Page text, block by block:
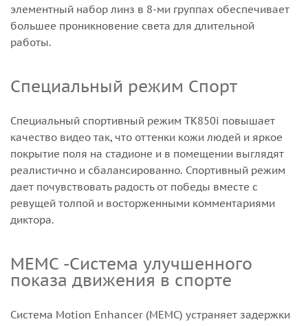
элементный набор линз в 8-ми группах обеспечивает
большее проникновение света для длительной
работы.
Специальный режим Спорт
Специальный спортивный режим TK850i повышает
качество видео так, что оттенки кожи людей и яркое
покрытие поля на стадионе и в помещении выглядят
реалистично и сбалансированно. Спортивный режим
дает почувствовать радость от победы вместе с
ревущей толпой и восторженными комментариями
диктора.
MEMC -Система улучшенного
показа движения в спорте
Система Motion Enhancer (MEMC) устраняет задержки